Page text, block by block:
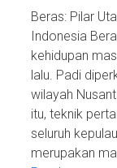
Beras: Pilar
Indonesia
kehidupan
lalu. Padi
wilayah
itu, teknik
seluruh
merupakan